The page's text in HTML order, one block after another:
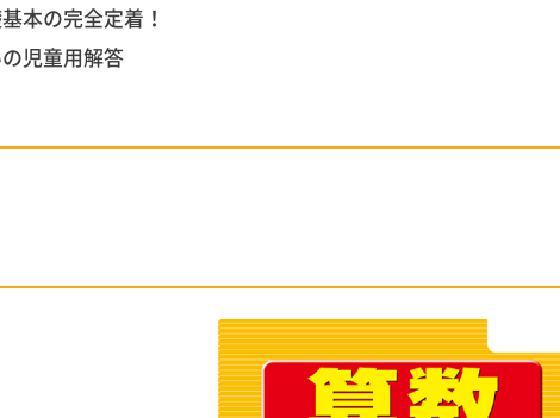
本の完全定着！
児童用解答